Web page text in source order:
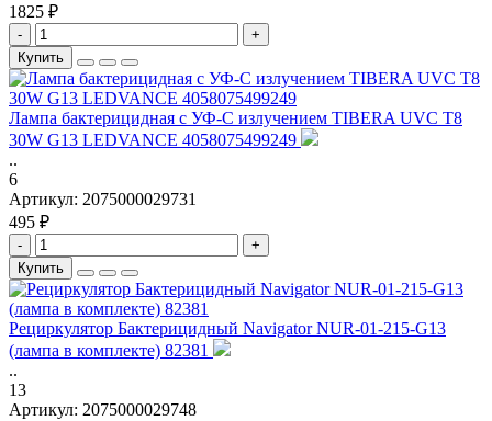
1825 ₽
-
+
Купить
Лампа бактерицидная с УФ-С излучением TIBERA UVC T8
30W G13 LEDVANCE 4058075499249
..
6
Артикул: 2075000029731
495 ₽
-
+
Купить
Рециркулятор Бактерицидный Navigator NUR-01-215-G13
(лампа в комплекте) 82381
..
13
Артикул: 2075000029748